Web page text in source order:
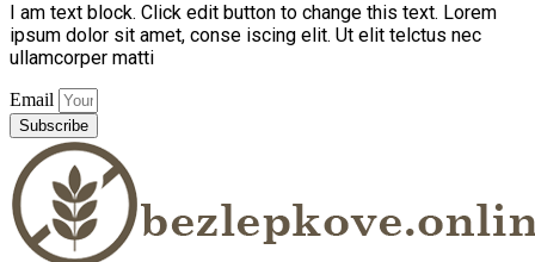
I am text block. Click edit button to change this text. Lorem
ipsum dolor sit amet, conse iscing elit. Ut elit telctus nec
ullamcorper matti
Email
Subscribe